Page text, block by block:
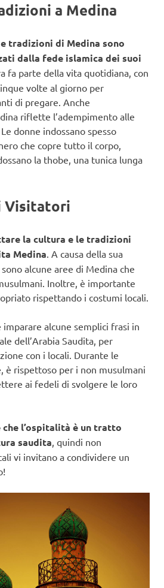
a Medina
tradizioni di Medina sono
dalla fede islamica dei suoi
fa parte della vita quotidiana, con
volte al giorno per
di pregare. Anche
riflette l’adempimento alle
donne indossano spesso
che copre tutto il corpo,
la thobe, una tunica lunga
Visitatori
la cultura e le tradizioni
Medina. A causa della sua
alcune aree di Medina che
Inoltre, è importante
rispettando i costumi locali.
alcune semplici frasi in
dell’Arabia Saudita, per
con i locali. Durante le
è rispettoso per i non musulmani
ai fedeli di svolgere le loro
l’ospitalità è un tratto
saudita, quindi non
vi invitano a condividere un